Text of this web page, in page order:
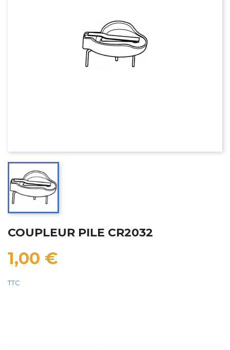
COUPLEUR PILE CR2032
1,00 €
TTC